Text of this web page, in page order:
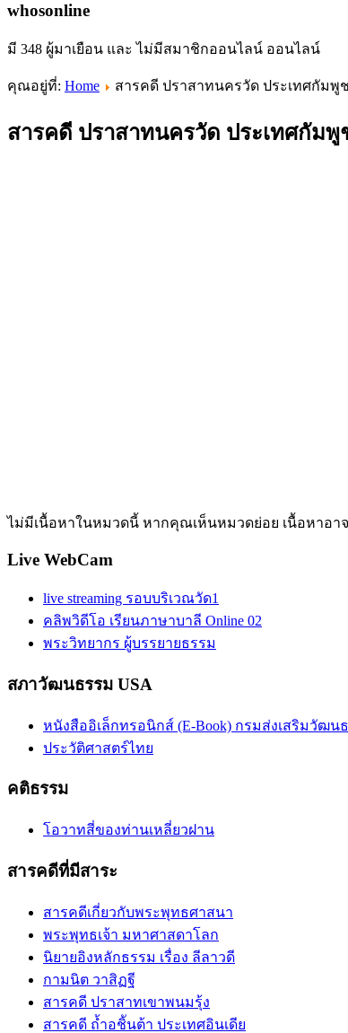
whosonline
มี 348 ผู้มาเยือน และ ไม่มีสมาชิกออนไลน์ ออนไลน์
คุณอยู่ที่: Home สารคดี ปราสาทนครวัด ประเทศกัมพู
สารคดี ปราสาทนครวัด ประเทศกัมพู
ไม่มีเนื้อหาในหมวดนี้ หากคุณเห็นหมวดย่อย เนื้อหาอา
Live WebCam
live streaming รอบบริเวณวัด1
คลิพวิดีโอ เรียนภาษาบาลี Online 02
พระวิทยากร ผู้บรรยายธรรม
สภาวัฒนธรรม USA
หนังสืออิเล็กทรอนิกส์ (E-Book) กรมส่งเสริมวัฒน
ประวัติศาสตร์ไทย
คติธรรม
โอวาทสี่ของท่านเหลี่ยวฝาน
สารคดีที่มีสาระ
สารคดีเกี่ยวกับพระพุทธศาสนา
พระพุทธเจ้า มหาศาสดาโลก
นิยายอิงหลักธรรม เรื่อง ลีลาวดี
กามนิต วาสิฏฐี
สารคดี ปราสาทเขาพนมรุ้ง
สารคดี ถ้ำอชิันต้า ประเทศอินเดีย